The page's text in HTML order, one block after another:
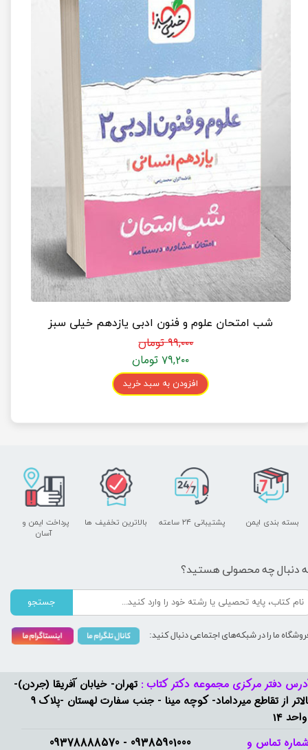
شب امتحان علوم و فنون ادبی یازدهم خیلی سبز
۹۹,۰۰۰ تومان
۷۹,۲۰۰ تومان
افزودن به سبد خرید
09385901000 - 09378888570​​​​​​​
دفتر مرکزی مجموعه دکتر کتاب : تهران- خیابان آفریقا (جردن)-
بالاتر از تقاطع میرداماد- کوچه مینا - جنب سفارت لهستان -پلاک 9
14
تماس و
پشتیبانی ۲۴ ساعته
پرداخت ایمن و ​​​​​​​
آسان
بسته بندی ایمن بالاترین تخفیف ها
دنبال چه محصولی هستید؟
جستجو
ما را در شبکه‌های اجتماعی دنبال کنید: